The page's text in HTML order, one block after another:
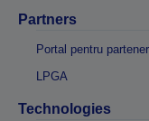
Partners
Portal pentru
LPGA
Technologies